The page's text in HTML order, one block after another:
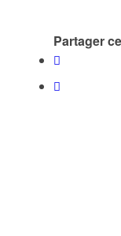
Partager